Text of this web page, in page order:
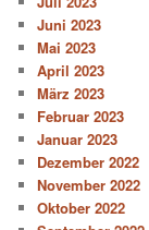
Juni 2023
Mai 2023
April 2023
März 2023
Februar 2023
Januar 2023
Dezember 2022
November 2022
Oktober 2022